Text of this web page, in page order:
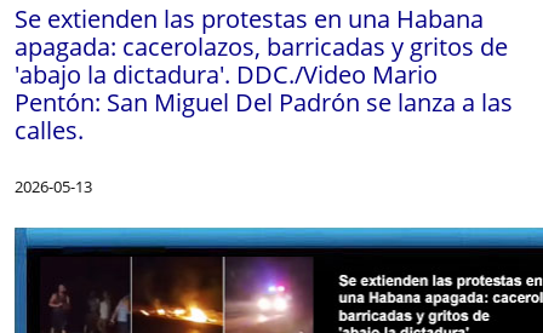
Se extienden las protestas en una Habana
apagada: cacerolazos, barricadas y gritos de
'abajo la dictadura'. DDC./Video Mario
Pentón: San Miguel Del Padrón se lanza a las
calles.
2026-05-13